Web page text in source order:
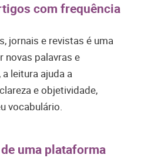
com frequência
jornais e revistas é uma
novas palavras e
leitura ajuda a
e objetividade,
vocabulário.
uma plataforma